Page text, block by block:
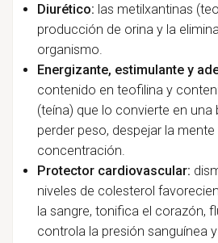
Diurético: las metilxantinas
producción de orina y la
organismo.
Energizante, estimulante y
contenido en teofilina y
(teína) que lo convierte en una
perder peso, despejar la
concentración.
Protector cardiovascular:
niveles de colesterol
la sangre, tonifica el corazón,
controla la presión sanguínea y